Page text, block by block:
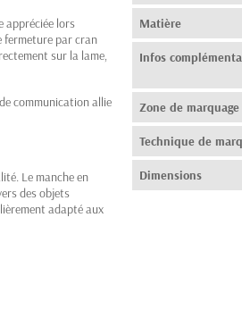
appréciée lors
fermeture par cran
sur la lame,
communication allie
Le manche en
des objets
adapté aux
Matière
Infos
Zone de marquage
Technique de
Dimensions